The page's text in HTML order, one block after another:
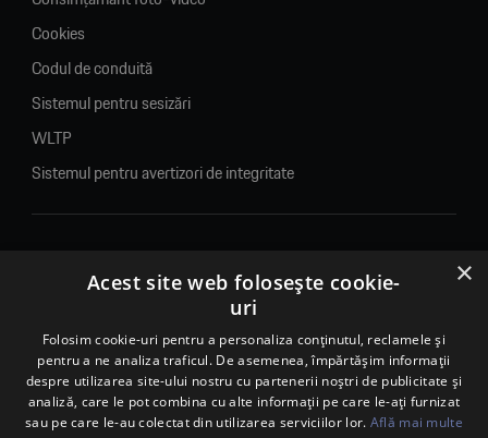
Cookies
Codul de conduită
Sistemul pentru sesizări
WLTP
Sistemul pentru avertizori de integritate
© 2026. Porsche Inter Auto Romania. Toate drepturile rezervate.
Porsche Inter Auto Romania SRL
RO22188461 J2007002067233
B-dul Pipera, nr. 2, Sala 1, Etaj 2, Voluntari, jud.Ilfov - sediu
social
B-dul Pipera, nr. 1/X, Centrul Porsche București – PCB,
×
Acest site web folosește cookie-
uri
Folosim cookie-uri pentru a personaliza conținutul, reclamele și
pentru a ne analiza traficul. De asemenea, împărtășim informații
despre utilizarea site-ului nostru cu partenerii noștri de publicitate și
analiză, care le pot combina cu alte informații pe care le-ați furnizat
sau pe care le-au colectat din utilizarea serviciilor lor. Află mai multe